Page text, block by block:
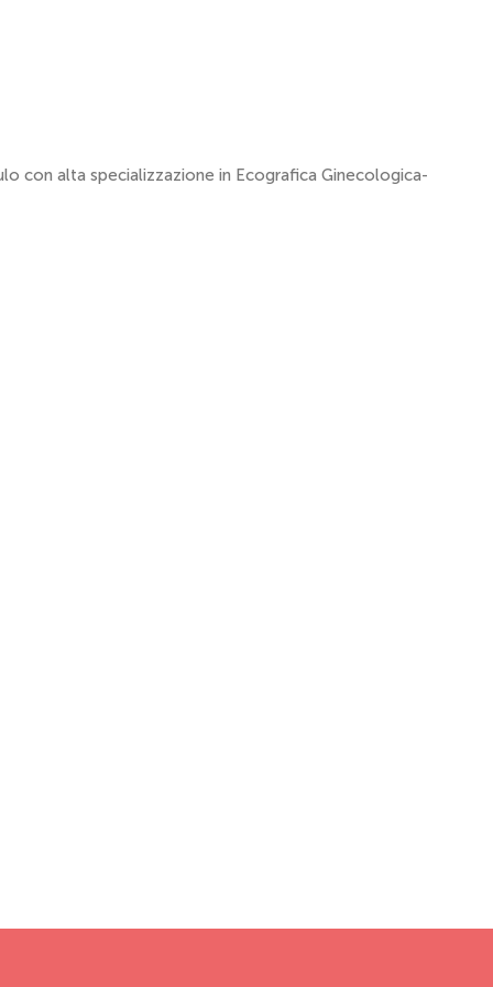
con alta specializzazione in Ecografica Ginecologica-